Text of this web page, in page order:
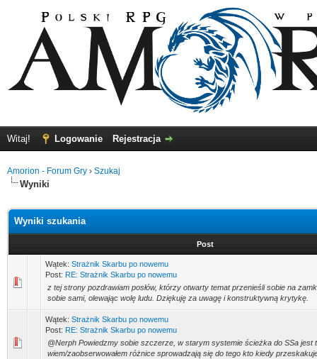
Witaj! Logowanie Rejestracja
Amorion - Forum Gry › Szukaj
Wyniki
Wyniki szukania
Post
Wątek: Strażnik Skarbu po nowemu
Post: RE: Strażnik Skarbu po nowemu
z tej strony pozdrawiam posłów, którzy otwarty temat przenieśli sobie na
sobie sami, olewając wolę ludu. Dziękuję za uwagę i konstruktywną krytykę.
Wątek: Strażnik Skarbu po nowemu
Post: RE: Strażnik Skarbu po nowemu
@Nerph Powiedzmy sobie szczerze, w starym systemie ścieżka do SSa jest
wiem/zaobserwowałem różnice sprowadzają się do tego kto kiedy